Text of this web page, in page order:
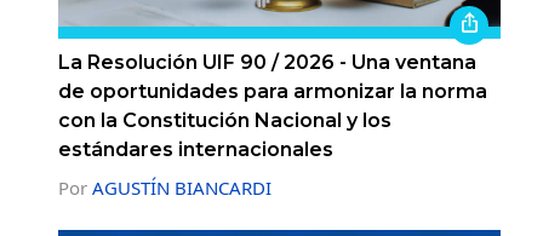
La Resolución UIF 90 / 2026 - Una ventana
de oportunidades para armonizar la norma
con la Constitución Nacional y los
estándares internacionales
Por AGUSTÍN BIANCARDI